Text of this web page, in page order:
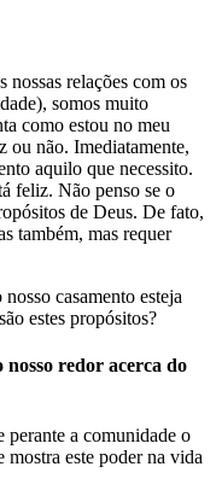
nossas relações com os
somos muito
como estou no meu
ou não. Imediatamente,
aquilo que necessito.
feliz. Não penso se o
de Deus. De fato,
também, mas requer
casamento esteja
estes propósitos?
nosso redor acerca do
perante a comunidade o
este poder na vida